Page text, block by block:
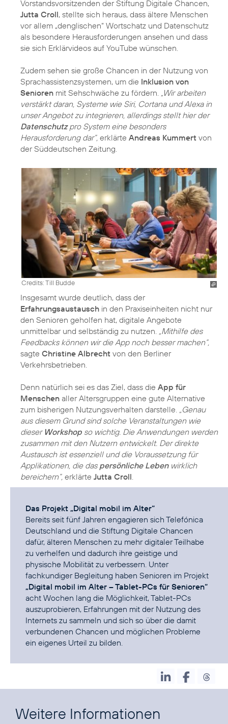
Vorstandsvorsitzenden der Stiftung Digitale Chancen,
Jutta Croll, stellte sich heraus, dass ältere Menschen
vor allem „denglischen“ Wortschatz und Datenschutz
als besondere Herausforderungen ansehen und dass
sie sich Erklärvideos auf YouTube wünschen.
Zudem sehen sie große Chancen in der Nutzung von
Sprachassistenzsystemen, um die Inklusion von
Senioren mit Sehschwäche zu fördern.
„Wir arbeiten
verstärkt daran, Systeme wie Siri, Cortana und Alexa in
unser Angebot zu integrieren, allerdings stellt hier der
Datenschutzpro System eine besonders
Herausforderung dar“, erklärte Andreas Kummert von
der Süddeutschen Zeitung.
Credits: Till Budde
Insgesamt wurde deutlich, dass der
Erfahrungsaustausch in den Praxiseinheiten nicht nur
den Senioren geholfen hat, digitale Angebote
unmittelbar und selbständig zu nutzen. „Mithilfe des
Feedbacks können wir die App noch besser machen“,
sagte Christine Albrecht von den Berliner
Verkehrsbetrieben.
Denn natürlich sei es das Ziel, dass die App für
Menschen aller Altersgruppen eine gute Alternative
zum bisherigen Nutzungsverhalten darstelle. „Genau
aus diesem Grund sind solche Veranstaltungen wie
dieser Workshop so wichtig. Die Anwendungen werden
zusammen mit den Nutzern entwickelt. Der direkte
Austausch ist essenziell und die Voraussetzung für
Applikationen, die das persönliche Lebenwirklich
bereichern“, erklärte Jutta Croll.
Das Projekt „Digital mobil im Alter“
Bereits seit fünf Jahren engagieren sich Telefónica
Deutschland und die Stiftung Digitale Chancen
dafür, älteren Menschen zu mehr digitaler Teilhabe
zu verhelfen und dadurch ihre geistige und
physische Mobilität zu verbessern. Unter
fachkundiger Begleitung haben Senioren im Projekt
„Digital mobil im Alter – Tablet-PCs für Senioren“
acht Wochen lang die Möglichkeit, Tablet-PCs
auszuprobieren, Erfahrungen mit der Nutzung des
Internets zu sammeln und sich so über die damit
verbundenen Chancen und möglichen Probleme
ein eigenes Urteil zu bilden.
Weitere Informationen